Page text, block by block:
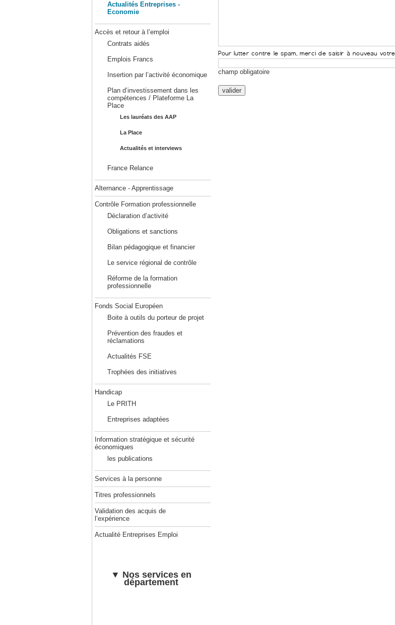
Actualités Entreprises -
Economie
Accès et retour à l’emploi
Contrats aidés
Emplois Francs
Insertion par l’activité économique
Plan d’investissement dans les
compétences / Plateforme La
Place
Les lauréats des AAP
La Place
Actualités et interviews
France Relance
Alternance - Apprentissage
Contrôle Formation professionnelle
Déclaration d’activité
Obligations et sanctions
Bilan pédagogique et financier
Le service régional de contrôle
Réforme de la formation
professionnelle
Fonds Social Européen
Boite à outils du porteur de projet
Prévention des fraudes et
réclamations
Actualités FSE
Trophées des initiatives
Handicap
Le PRITH
Entreprises adaptées
Information stratégique et sécurité
économiques
les publications
Services à la personne
Titres professionnels
Validation des acquis de
l’expérience
Actualité Entreprises Emploi
▼ Nos services en
département
champ obligatoire